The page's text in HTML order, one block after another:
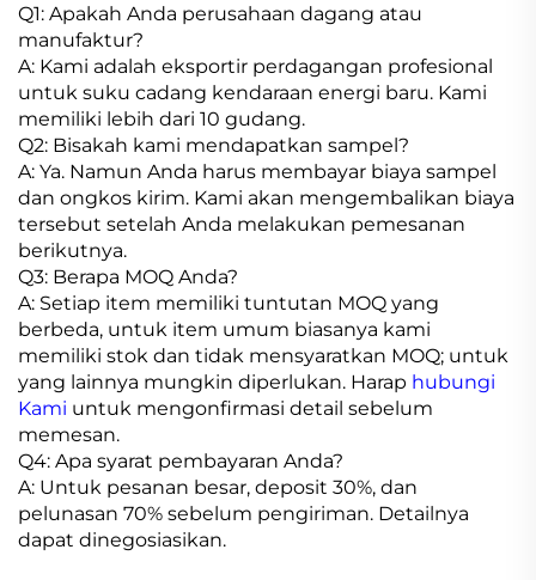
Q1: Apakah Anda perusahaan dagang atau
manufaktur?
A: Kami adalah eksportir perdagangan profesional
untuk suku cadang kendaraan energi baru. Kami
memiliki lebih dari 10 gudang.
Q2: Bisakah kami mendapatkan sampel?
A: Ya. Namun Anda harus membayar biaya sampel
dan ongkos kirim. Kami akan mengembalikan biaya
tersebut setelah Anda melakukan pemesanan
berikutnya.
Q3: Berapa MOQ Anda?
A: Setiap item memiliki tuntutan MOQ yang
berbeda, untuk item umum biasanya kami
memiliki stok dan tidak mensyaratkan MOQ; untuk
yang lainnya mungkin diperlukan. Harap hubungi
Kami untuk mengonfirmasi detail sebelum
memesan.
Q4: Apa syarat pembayaran Anda?
A: Untuk pesanan besar, deposit 30%, dan
pelunasan 70% sebelum pengiriman. Detailnya
dapat dinegosiasikan.